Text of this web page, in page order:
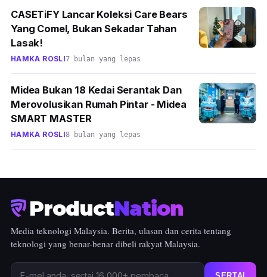
CASETiFY Lancar Koleksi Care Bears
Yang Comel, Bukan Sekadar Tahan
Lasak!
HAMKA ROSLI7 bulan yang lepas
Midea Bukan 18 Kedai Serantak Dan
Merovolusikan Rumah Pintar - Midea
SMART MASTER
HAMKA ROSLI8 bulan yang lepas
ProductNation
Media teknologi Malaysia. Berita, ulasan dan cerita tentang
teknologi yang benar-benar dibeli rakyat Malaysia.